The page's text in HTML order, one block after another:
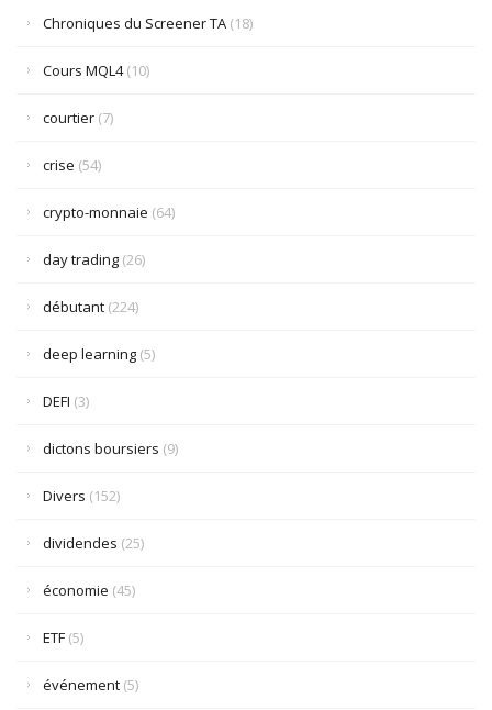
Chroniques du Screener TA (18)
Cours MQL4(10)
courtier (7)
crise (54)
crypto-monnaie (64)
day trading (26)
débutant (224)
deep learning (5)
DEFI (3)
dictons boursiers (9)
Divers (152)
dividendes (25)
économie (45)
ETF (5)
événement (5)